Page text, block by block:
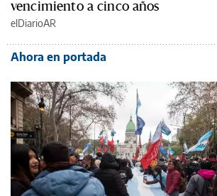
vencimiento a cinco años
elDiarioAR
Ahora en portada